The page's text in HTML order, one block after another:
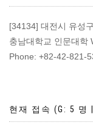
[34134] 대전시 유성
충남대학교 인문대학
Phone: +82-42-821-
현재 접속 (G: 5 명